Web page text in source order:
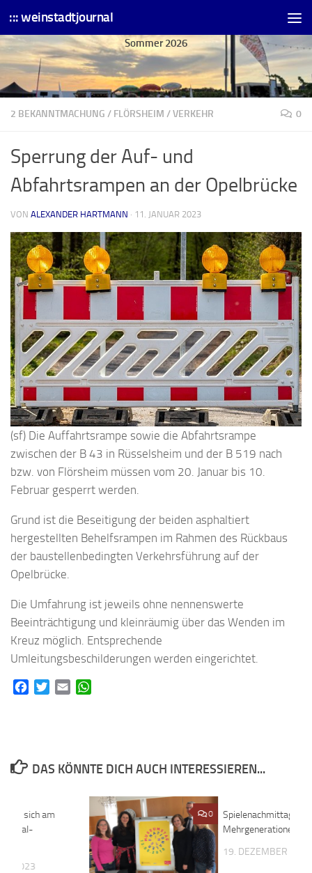
Skip to content
::: weinstadtjournal
Sommer 2026
2 BEKANNTMACHUNG / FLÖRSHEIM /VERKEHR 0
Sperrung der Auf- und
Abfahrtsrampen an der Opelbrücke
VON ALEXANDER HARTMANN · 11. JANUAR 2023
(sf) Die Auffahrtsrampe sowie die Abfahrtsrampe
zwischen der B 43 in Rüsselsheim und der B 519 nach
bzw. von Flörsheim müssen vom 20. Januar bis 10.
Februar gesperrt werden.
Grund ist die Beseitigung der beiden asphaltiert
hergestellten Behelfsrampen im Rahmen des Rückbaus
der baustellenbedingten Verkehrsführung auf der
Opelbrücke.
Die Umfahrung ist jeweils ohne nennenswerte
Beeinträchtigung und kleinräumig über das Wenden im
Kreuz möglich. Entsprechende
Umleitungsbeschilderungen werden eingerichtet.
FacebookTwitterEmail
DAS KÖNNTE DICH AUCH INTERESSIEREN...
0
Spielenachmittag im
19. DEZEMBER 2018
sich am
2023